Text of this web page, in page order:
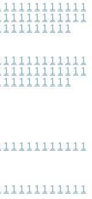
1 1 1 1 1 1 1 1 1 1 1
1 1 1 1 1 1 1 1 1 1 1
1 1 1 1 1 1 1 1 1
1 1 1 1 1 1 1 1 1 1 1
1 1 1 1 1 1 1 1 1 1 1
1 1 1 1 1 1 1 1 1
1 1 1 1 1 1 1 1 1 1 1
1 1 1 1 1 1 1 1 1 1 1